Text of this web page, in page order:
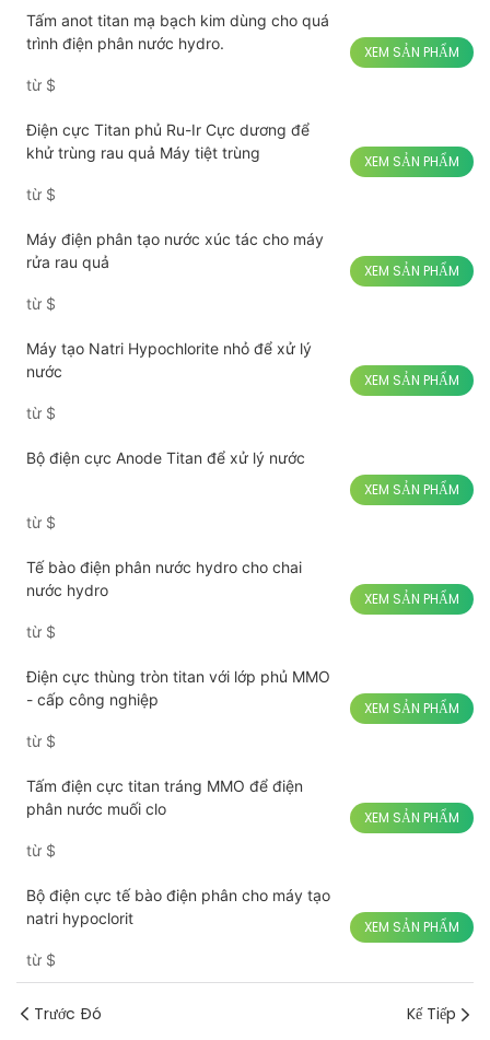
Tấm anot titan mạ bạch kim dùng cho quá
trình điện phân nước hydro.
từ $
XEM SẢN PHẨM
Điện cực Titan phủ Ru-Ir Cực dương để
khử trùng rau quả Máy tiệt trùng
từ $
XEM SẢN PHẨM
Máy điện phân tạo nước xúc tác cho máy
rửa rau quả
từ $
XEM SẢN PHẨM
Máy tạo Natri Hypochlorite nhỏ để xử lý
nước
từ $
XEM SẢN PHẨM
Bộ điện cực Anode Titan để xử lý nước
từ $
XEM SẢN PHẨM
Tế bào điện phân nước hydro cho chai
nước hydro
từ $
XEM SẢN PHẨM
Điện cực thùng tròn titan với lớp phủ MMO
- cấp công nghiệp
từ $
XEM SẢN PHẨM
Tấm điện cực titan tráng MMO để điện
phân nước muối clo
từ $
XEM SẢN PHẨM
Bộ điện cực tế bào điện phân cho máy tạo
natri hypoclorit
từ $
XEM SẢN PHẨM
Trước Đó Kế Tiếp